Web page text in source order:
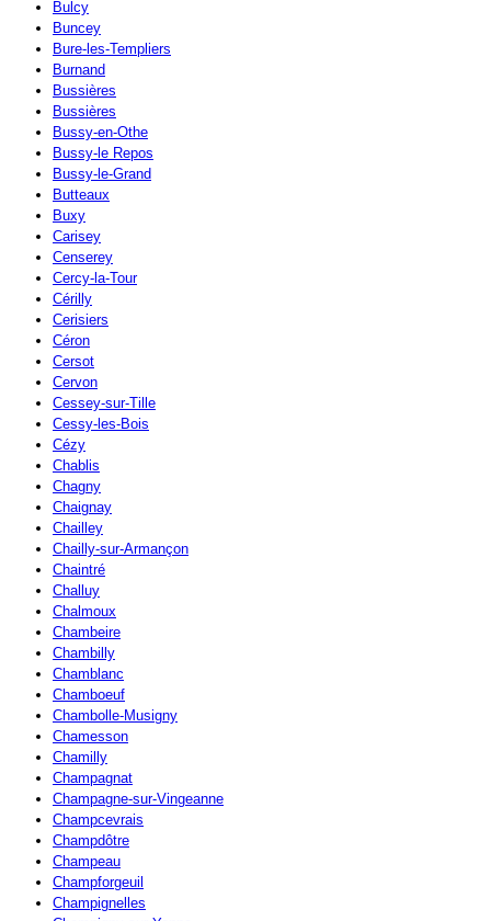
Bulcy
Buncey
Bure-les-Templiers
Burnand
Bussières
Bussières
Bussy-en-Othe
Bussy-le Repos
Bussy-le-Grand
Butteaux
Buxy
Carisey
Censerey
Cercy-la-Tour
Cérilly
Cerisiers
Céron
Cersot
Cervon
Cessey-sur-Tille
Cessy-les-Bois
Cézy
Chablis
Chagny
Chaignay
Chailley
Chailly-sur-Armançon
Chaintré
Challuy
Chalmoux
Chambeire
Chambilly
Chamblanc
Chamboeuf
Chambolle-Musigny
Chamesson
Chamilly
Champagnat
Champagne-sur-Vingeanne
Champcevrais
Champdôtre
Champeau
Champforgeuil
Champignelles